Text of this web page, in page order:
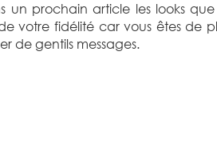
un prochain article les looks que
votre fidélité car vous êtes de
de gentils messages.